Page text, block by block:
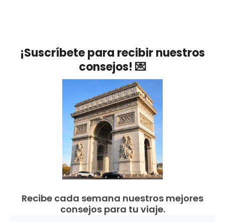
¡Suscríbete para recibir nuestros
consejos! 💌
Recibe cada semana nuestros mejores
consejos para tu viaje.